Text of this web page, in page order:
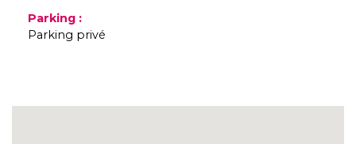
Parking :
Parking privé